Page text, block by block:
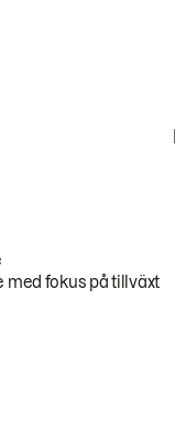
med fokus på tillväxt